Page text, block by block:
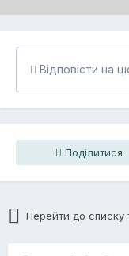
Відповісти на
Поділитися
Перейти до списку